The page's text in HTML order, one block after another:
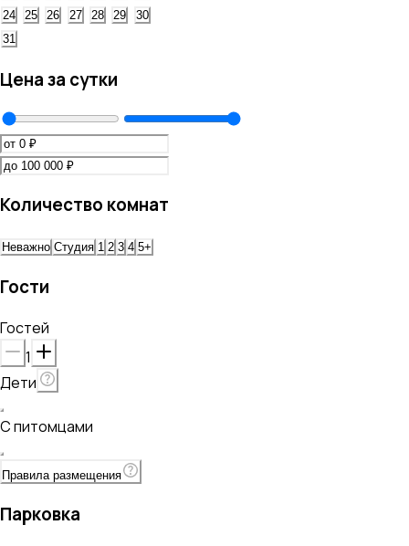
24
25 26 27 28 29
30
31
Цена за сутки
Количество комнат
Неважно Студия 1 2 3 4 5+
Гости
Гостей
1
Дети
С питомцами
Правила размещения
Парковка